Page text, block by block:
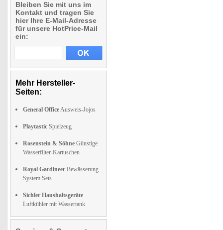
Bleiben Sie mit uns im
Kontakt und tragen Sie
hier Ihre E-Mail-Adresse
für unsere HotPrice-Mail
ein:
Mehr Hersteller-
Seiten:
General OfficeAusweis-Jojos
Playtastic Spielzeug
Rosenstein & Söhne Günstige
Wasserfilter-Kartuschen
Royal Gardineer Bewässerung
System Sets
Sichler Haushaltsgeräte
Luftkühler mit Wassertank